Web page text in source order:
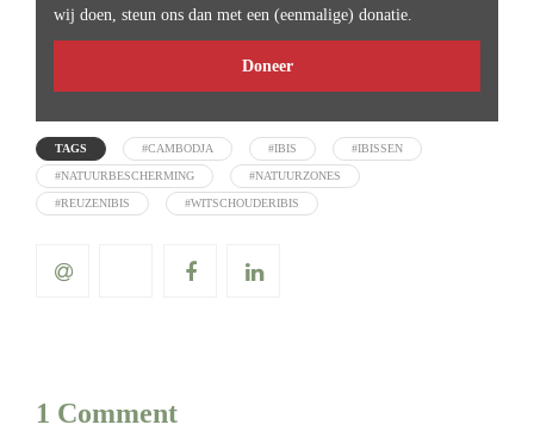
wij doen, steun ons dan met een (eenmalige) donatie.
Doneer
TAGS #CAMBODJA #IBIS #IBISSEN
#NATUURBESCHERMING #NATUURZONES
#REUZENIBIS #WITSCHOUDERIBIS
1 Comment